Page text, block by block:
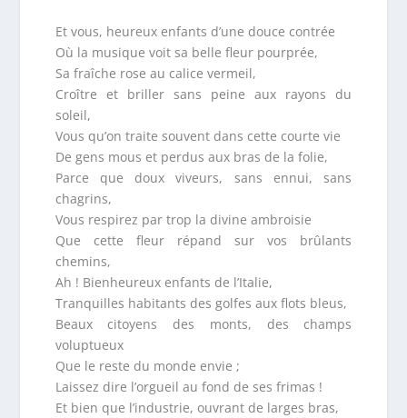
Et vous, heureux enfants d’une douce contrée
Où la musique voit sa belle fleur pourprée,
Sa fraîche rose au calice vermeil,
Croître et briller sans peine aux rayons du
soleil,
Vous qu’on traite souvent dans cette courte vie
De gens mous et perdus aux bras de la folie,
Parce que doux viveurs, sans ennui, sans
chagrins,
Vous respirez par trop la divine ambroisie
Que cette fleur répand sur vos brûlants
chemins,
Ah ! Bienheureux enfants de l’Italie,
Tranquilles habitants des golfes aux flots bleus,
Beaux citoyens des monts, des champs
voluptueux
Que le reste du monde envie ;
Laissez dire l’orgueil au fond de ses frimas !
Et bien que l’industrie, ouvrant de larges bras,